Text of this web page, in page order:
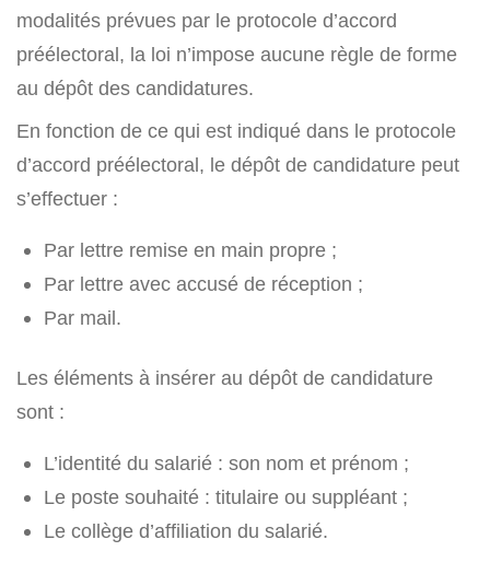
modalités prévues par le protocole d’accord
préélectoral, la loi n’impose aucune règle de forme
au dépôt des candidatures.
En fonction de ce qui est indiqué dans le protocole
d’accord préélectoral, le dépôt de candidature peut
s’effectuer :
Par lettre remise en main propre ;
Par lettre avec accusé de réception ;
Par mail.
Les éléments à insérer au dépôt de candidature
sont :
L’identité du salarié : son nom et prénom ;
Le poste souhaité : titulaire ou suppléant ;
Le collège d’affiliation du salarié.